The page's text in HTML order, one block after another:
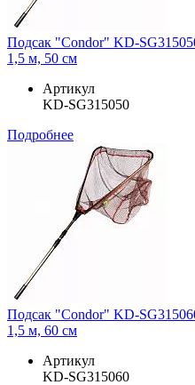
Подсак "Condor" KD-
1,5 м, 50 см
Артикул
KD-SG315050
Подробнее
Подсак "Condor" KD-
1,5 м, 60 см
Артикул
KD-SG315060